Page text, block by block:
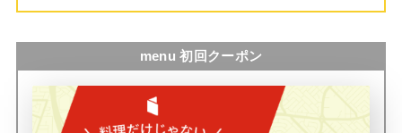
menu 初回クーポン